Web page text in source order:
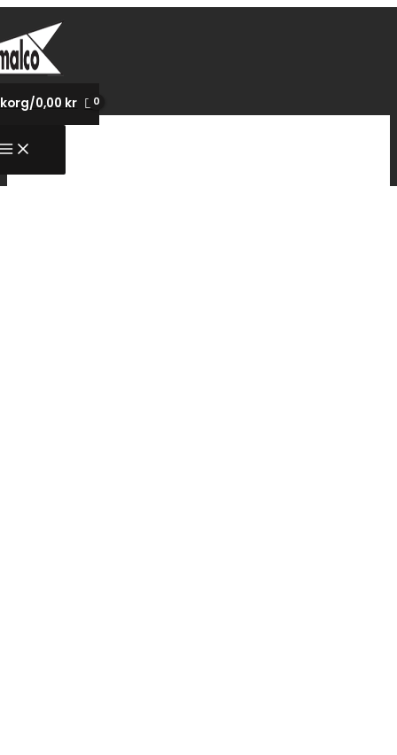
till
innehåll
0,00 kr